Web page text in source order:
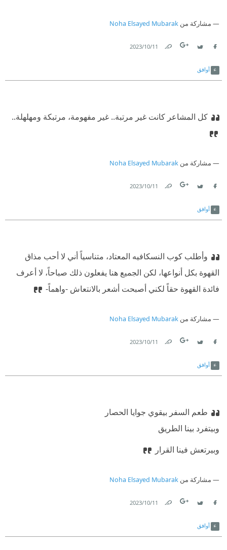
مشاركة من Noha Elsayed Mubarak
11‏/10‏/2023
أوافق
كل المشاعر كانت غير مرتبة.. غير مفهومة، مرتبكة ومهلهلة..
مشاركة من Noha Elsayed Mubarak
11‏/10‏/2023
أوافق
وأطلب كوب النسكافيه المعتاد، متناسياً أني لا أحب مذاق
القهوة بكل أنواعها، لكن الجميع هنا يفعلون ذلك صباحاً، لا أعرف
فائدة القهوة حقاً لكني أصبحت أشعر بالانتعاش -واهماً-
مشاركة من Noha Elsayed Mubarak
11‏/10‏/2023
أوافق
‫طعم السفر بيقوي جوايا الحصار
‫وبيتفرد بينا الطريق
‫وبيرتعش فينا القرار
مشاركة من Noha Elsayed Mubarak
11‏/10‏/2023
أوافق